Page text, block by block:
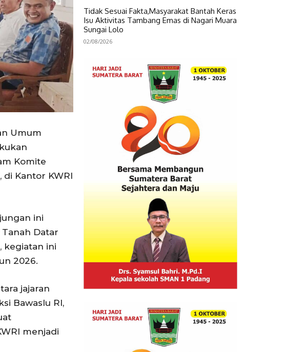
Umum
Komite
di Kantor KWRI
ini
Datar
kegiatan ini
2026.
jajaran
Bawaslu RI,
menjadi
Tidak Sesuai Fakta,Masyarakat Bantah Keras
Isu Aktivitas Tambang Emas di Nagari Muara
Sungai Lolo
02/08/2026